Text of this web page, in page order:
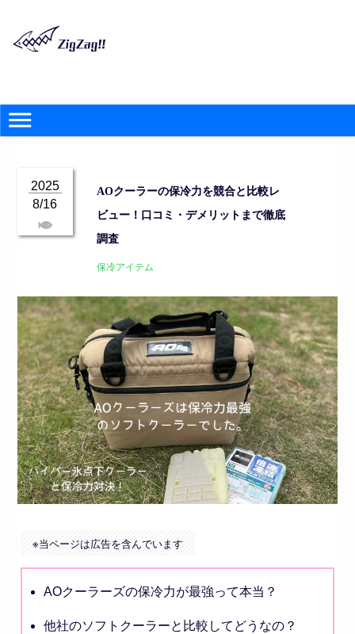
AOクーラーの保冷力を競合と比較レ
ビュー！口コミ・デメリットまで徹底
調査
2025
8/16
保冷アイテム
※当ページは広告を含んでいます
AOクーラーズの保冷力が最強って本当？
他社のソフトクーラーと比較してどうなの？